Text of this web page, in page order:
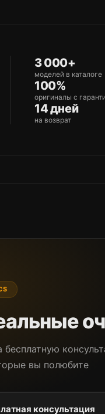
3 000+
моделей в каталоге
100%
оригиналы с
14 дней
на возврат
бесплатную
вы полюбите
консультация